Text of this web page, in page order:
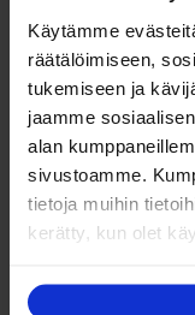
Käytämme
räätälöimiseen,
tukemiseen ja
jaamme
alan
sivustoamme.
tietoja muihin
kerätty, kun olet
Med-Hard-
65-85 kg.Kysy
poikkeavan
Takuu: